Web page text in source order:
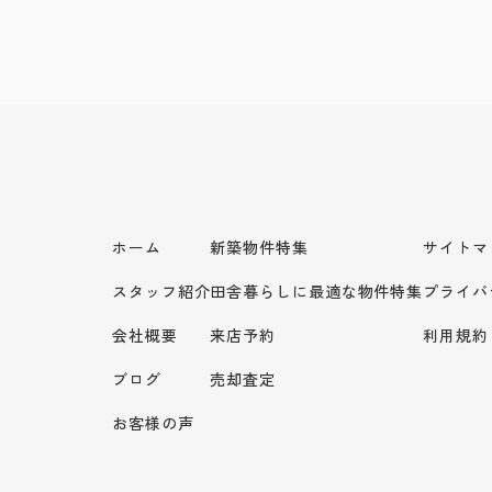
ホーム
スタッフ紹介
会社概要
ブログ
お客様の声
新築物件特集
田舎暮らしに最適な物件特集
来店予約
売却査定
サイト
プライ
利用規約